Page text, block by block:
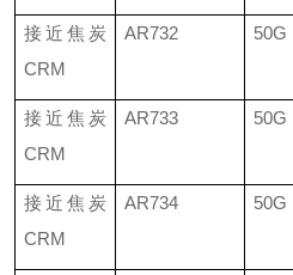
接近焦炭
CRM
AR732 50G
接近焦炭
CRM
AR733 50G
接近焦炭
CRM
AR734 50G